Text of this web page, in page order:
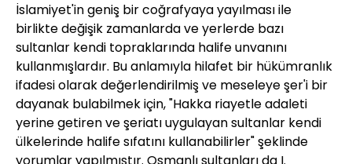
İslamiyet'in geniş bir coğrafyaya yayılması ile
birlikte değişik zamanlarda ve yerlerde bazı
sultanlar kendi topraklarında halife unvanını
kullanmışlardır. Bu anlamıyla hilafet bir hükümranlık
ifadesi olarak değerlendirilmiş ve meseleye şer'i bir
dayanak bulabilmek için, "Hakka riayetle adaleti
yerine getiren ve şeriatı uygulayan sultanlar kendi
ülkelerinde halife sıfatını kullanabilirler" şeklinde